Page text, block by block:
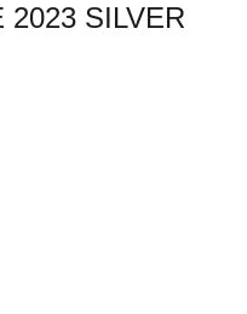
2023 SILVER